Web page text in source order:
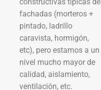
fachadas (morteros +
pintado, ladrillo
caravista, hormigón,
etc), pero estamos a un
nivel mucho mayor de
calidad, aislamiento,
ventilación, etc.